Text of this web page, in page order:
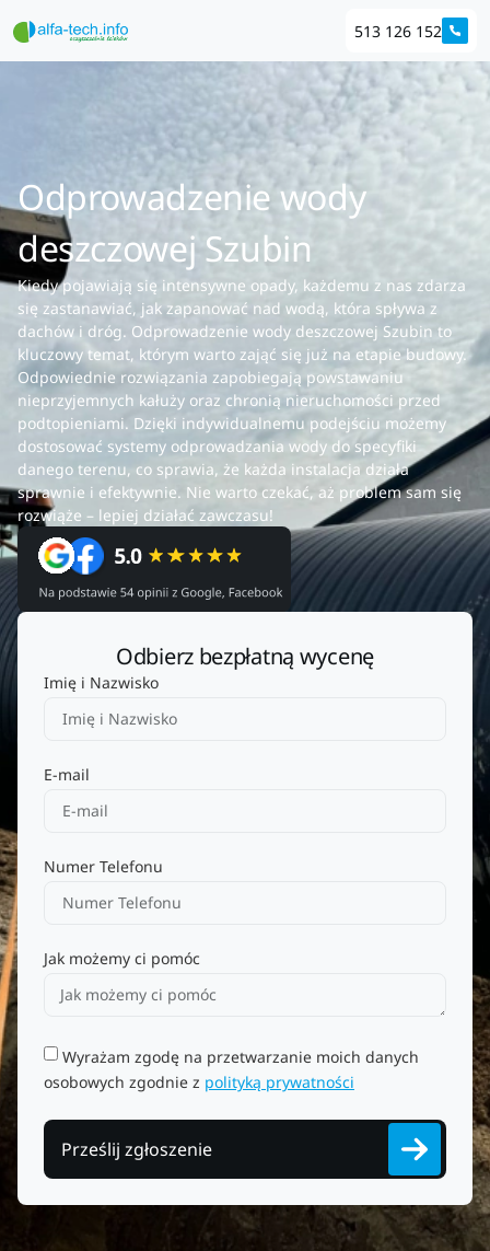
513 126 152
Odprowadzenie wody
deszczowej Szubin
Kiedy pojawiają się intensywne opady, każdemu z nas zdarza
się zastanawiać, jak zapanować nad wodą, która spływa z
dachów i dróg. Odprowadzenie wody deszczowej Szubin to
kluczowy temat, którym warto zająć się już na etapie budowy.
Odpowiednie rozwiązania zapobiegają powstawaniu
nieprzyjemnych kałuży oraz chronią nieruchomości przed
podtopieniami. Dzięki indywidualnemu podejściu możemy
dostosować systemy odprowadzania wody do specyfiki
danego terenu, co sprawia, że każda instalacja działa
sprawnie i efektywnie. Nie warto czekać, aż problem sam się
rozwiąże – lepiej działać zawczasu!
Odbierz bezpłatną wycenę
Imię i Nazwisko
E-mail
Numer Telefonu
Jak możemy ci pomóc
Wyrażam zgodę na przetwarzanie moich danych
osobowych zgodnie z polityką prywatności
Prześlij zgłoszenie